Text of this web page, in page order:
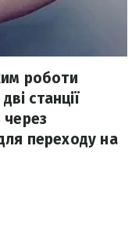
роботи
станції
через
переходу на